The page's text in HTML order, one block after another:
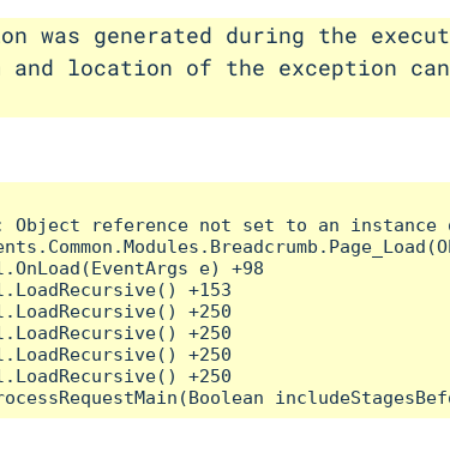
was generated during the
location of the exception
Object reference not set to an
e) +98
+153
+250
+250
+250
+250